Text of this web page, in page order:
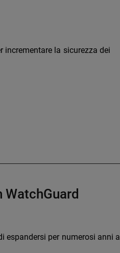
incrementare la sicurezza dei
espandersi per numerosi anni a